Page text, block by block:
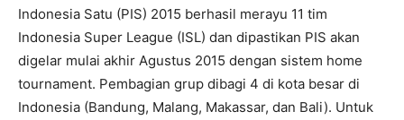
Indonesia Satu (PIS) 2015 berhasil merayu 11 tim
Indonesia Super League (ISL) dan dipastikan PIS akan
digelar mulai akhir Agustus 2015 dengan sistem home
tournament. Pembagian grup dibagi 4 di kota besar di
Indonesia (Bandung, Malang, Makassar, dan Bali). Untuk